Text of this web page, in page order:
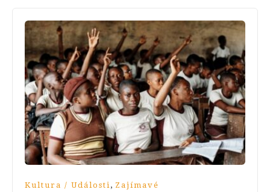
Kultura / Události , Zajímavé